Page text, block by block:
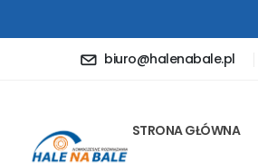
biuro@halenabale.pl
STRONA GŁÓWNA